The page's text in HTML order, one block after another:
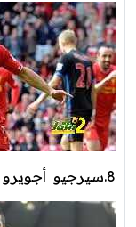
8.سيرجيو أجويرو